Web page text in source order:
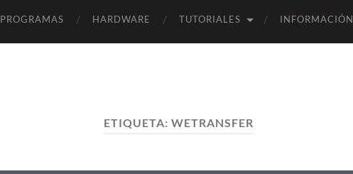
PROGRAMAS HARDWARE TUTORIALES
ETIQUETA: WETRANSFER